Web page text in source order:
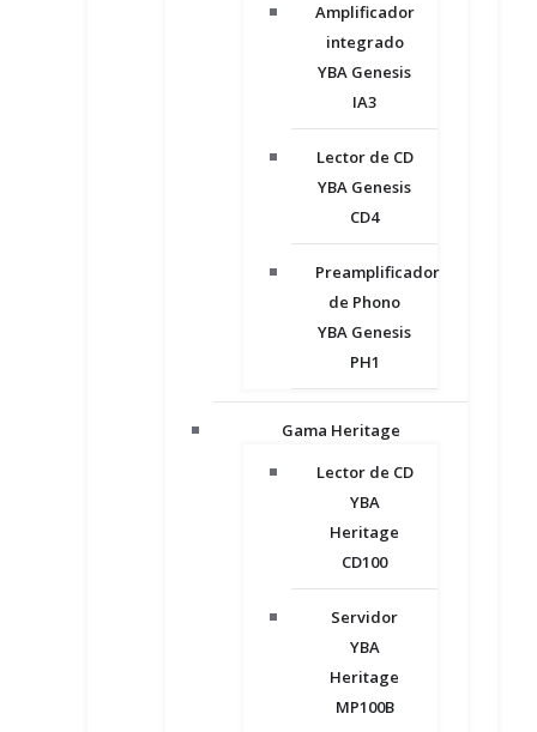
Amplificador
integrado
YBA Genesis
IA3
Lector de CD
YBA Genesis
CD4
Preamplificador
de Phono
YBA Genesis
PH1
Gama Heritage
Lector de CD
YBA
Heritage
CD100
Servidor
YBA
Heritage
MP100B